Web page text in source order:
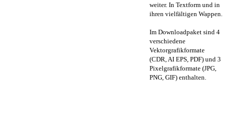
weiter. In Textform und in
ihren vielfältigen Wappen.
Im Downloadpaket sind 4
verschiedene
Vektorgrafikformate
(CDR, AI EPS, PDF) und 3
Pixelgrafikformate (JPG,
PNG, GIF) enthalten.